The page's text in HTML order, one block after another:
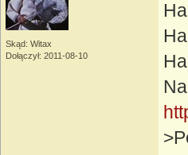
Skąd: Witax
Dołączył: 2011-08-10